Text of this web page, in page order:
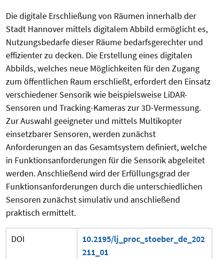
Die digitale Erschließung von Räumen innerhalb der
Stadt Hannover mittels digitalem Abbild ermöglicht es,
Nutzungsbedarfe dieser Räume bedarfsgerechter und
effizienter zu decken. Die Erstellung eines digitalen
Abbilds, welches neue Möglichkeiten für den Zugang
zum öffentlichen Raum erschließt, erfordert den Einsatz
verschiedener Sensorik wie beispielsweise LiDAR-
Sensoren und Tracking-Kameras zur 3D-Vermessung.
Zur Auswahl geeigneter und mittels Multikopter
einsetzbarer Sensoren, werden zunächst
Anforderungen an das Gesamtsystem definiert, welche
in Funktionsanforderungen für die Sensorik abgeleitet
werden. Anschließend wird der Erfüllungsgrad der
Funktionsanforderungen durch die unterschiedlichen
Sensoren zunächst simulativ und anschließend
praktisch ermittelt.
DOI
10.2195/lj_proc_stoeber_de_202
211_01